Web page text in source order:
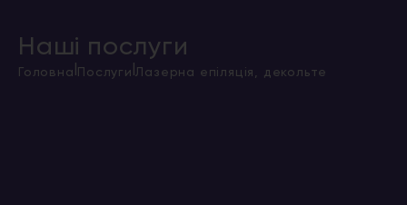
Наші послуги
Головна Послуги Лазерна епіляція, декольте